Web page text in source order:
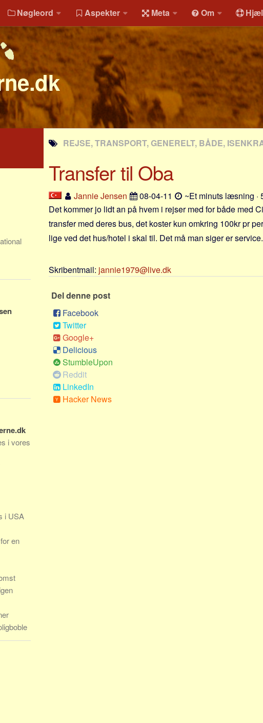
Nøgleord Aspekter Meta Om
REJSE, TRANSPORT, GENERELT, BÅDE,
Transfer til Oba
Jannie Jensen 08-04-11
~Et minuts læsning ·
Det kommer jo lidt an på hvem i rejser med for både med
transfer med deres bus, det koster kun omkring 100kr pr
lige ved det hus/hotel i skal til. Det må man siger er service.
Skribentmail: jannie1979@live.dk
Del denne post
Facebook
Twitter
Google+
Delicious
StumbleUpon
Reddit
LinkedIn
Hacker News
i vores
i USA
en